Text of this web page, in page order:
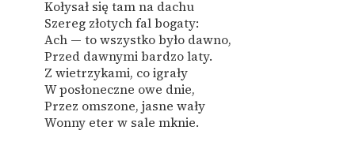
Kołysał się tam na dachu
Szereg złotych fal bogaty:
Ach — to wszystko było dawno,
Przed dawnymi bardzo laty.
Z wietrzykami, co igrały
W posłoneczne owe dnie,
Przez omszone, jasne wały
Wonny eter w sale mknie.